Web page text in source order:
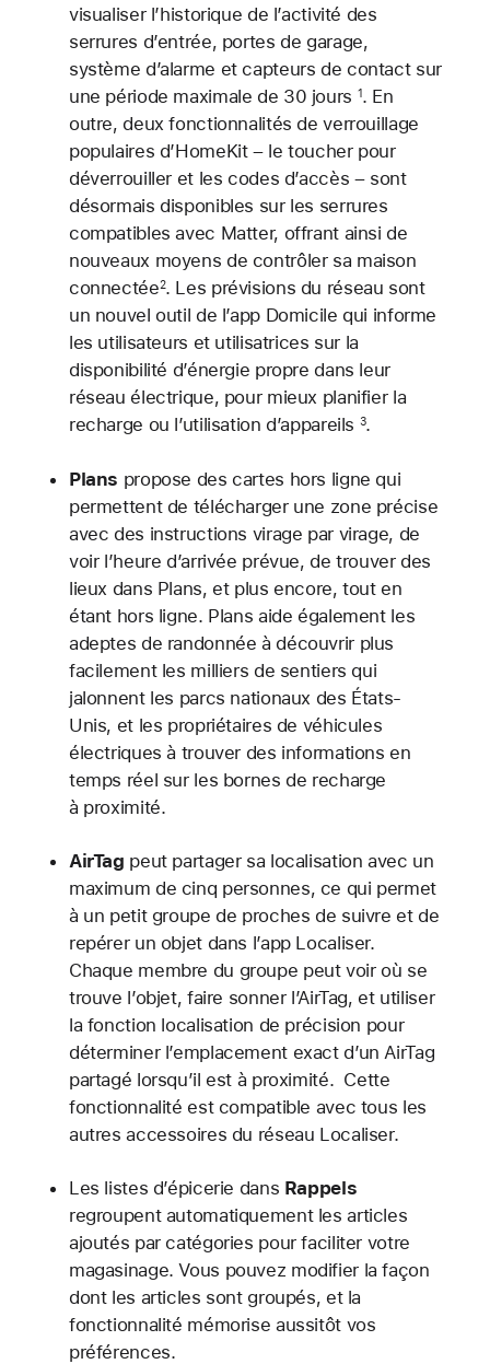
visualiser l’historique de l’activité des
serrures d’entrée, portes de garage,
système d’alarme et capteurs de contact sur
une période maximale de 30 jours 1. En
outre, deux fonctionnalités de verrouillage
populaires d’HomeKit – le toucher pour
déverrouiller et les codes d’accès – sont
désormais disponibles sur les serrures
compatibles avec Matter, offrant ainsi de
nouveaux moyens de contrôler sa maison
connectée2. Les prévisions du réseau sont
un nouvel outil de l’app Domicile qui informe
les utilisateurs et utilisatrices sur la
disponibilité d’énergie propre dans leur
réseau électrique, pour mieux planifier la
recharge ou l’utilisation d’appareils 3.
Plans propose des cartes hors ligne qui
permettent de télécharger une zone précise
avec des instructions virage par virage, de
voir l’heure d’arrivée prévue, de trouver des
lieux dans Plans, et plus encore, tout en
étant hors ligne. Plans aide également les
adeptes de randonnée à découvrir plus
facilement les milliers de sentiers qui
jalonnent les parcs nationaux des États-
Unis, et les propriétaires de véhicules
électriques à trouver des informations en
temps réel sur les bornes de recharge
à proximité.
AirTag peut partager sa localisation avec un
maximum de cinq personnes, ce qui permet
à un petit groupe de proches de suivre et de
repérer un objet dans l’app Localiser.
Chaque membre du groupe peut voir où se
trouve l’objet, faire sonner l’AirTag, et utiliser
la fonction localisation de précision pour
déterminer l’emplacement exact d’un AirTag
partagé lorsqu’il est à proximité. Cette
fonctionnalité est compatible avec tous les
autres accessoires du réseau Localiser.
Les listes d’épicerie dans Rappels
regroupent automatiquement les articles
ajoutés par catégories pour faciliter votre
magasinage. Vous pouvez modifier la façon
dont les articles sont groupés, et la
fonctionnalité mémorise aussitôt vos
préférences.